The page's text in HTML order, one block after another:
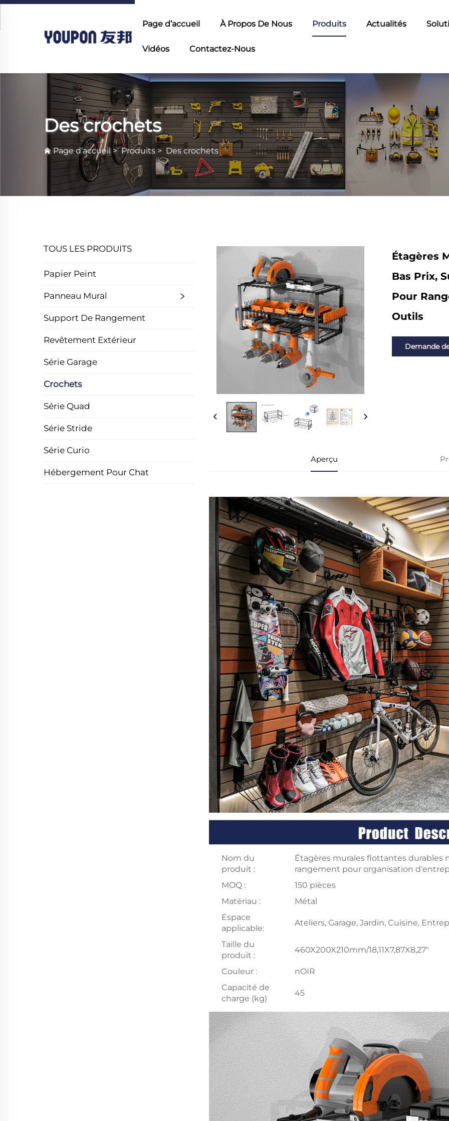
Page d’accueil À Propos De Nous Produits Actualités
Vidéos Contactez-Nous
Des crochets
Page d’accueil>Produits>Des crochets
TOUS LES PRODUITS
Papier Peint
Panneau Mural
Support De Rangement
Revêtement Extérieur
Série Garage
Crochets
Série Quad
Série Stride
Série Curio
Hébergement Pour Chat
Étagères
Bas Prix,
Pour
Outils
Demande
Aperçu
Nom du
produit :
Étagères murales flottantes durables
rangement pour organisation
MOQ :
150 pièces
Matériau :
Métal
Espace
applicable:
Ateliers, Garage, Jardin, Cuisine,
Taille du
produit :
460X200X210mm/18,11X7,87X8,27"
Couleur :
nOIR
Capacité de
charge (kg)
45